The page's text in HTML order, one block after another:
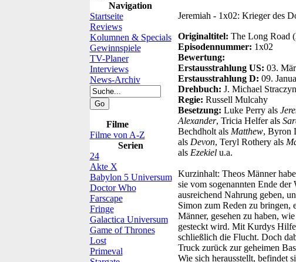
Navigation
Startseite
Reviews
Kolumnen & Specials
Gewinnspiele
TV-Planer
Interviews
News-Archiv
Filme
Filme von A-Z
Serien
24
Akte X
Babylon 5 Universum
Doctor Who
Farscape
Fringe
Galactica Universum
Game of Thrones
Lost
Primeval
Jeremiah - 1x02: Krieger des
Originaltitel: The Long Road
Episodennummer: 1x02
Bewertung:
Erstausstrahlung US: 03.
Erstausstrahlung D: 09.
Drehbuch: J. Michael
Regie: Russell Mulcahy
Besetzung: Luke Perry als
Alexander, Tricia Helfer als
Bechdholt als Matthew, Byron
als Devon, Teryl Rothery als
als Ezekielu.a.
Kurzinhalt: Theos Männer
sie vom sogenannten Ende
ausreichend Nahrung geben,
Simon zum Reden zu bringen,
Männer, gesehen zu haben,
gesteckt wird. Mit Kurdys
schließlich die Flucht. Doch
Truck zurück zur geheimen
Wie sich herausstellt, befindet